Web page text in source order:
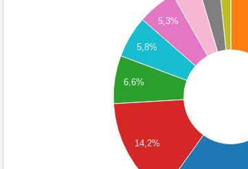
5,3%
5,8%
6,6%
14,2%